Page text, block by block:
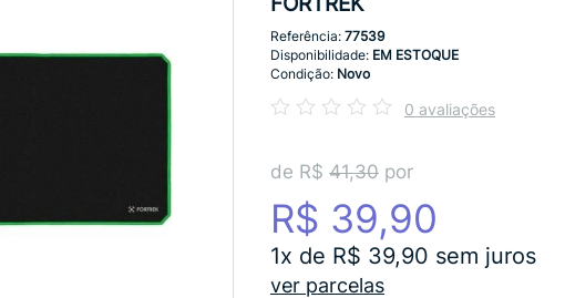
Referência: 77539
Disponibilidade: EM ESTOQUE
Condição: Novo
0 avaliações
de R$ 41,30 por
R$ 39,90
1x de R$ 39,90 sem juros
ver parcelas